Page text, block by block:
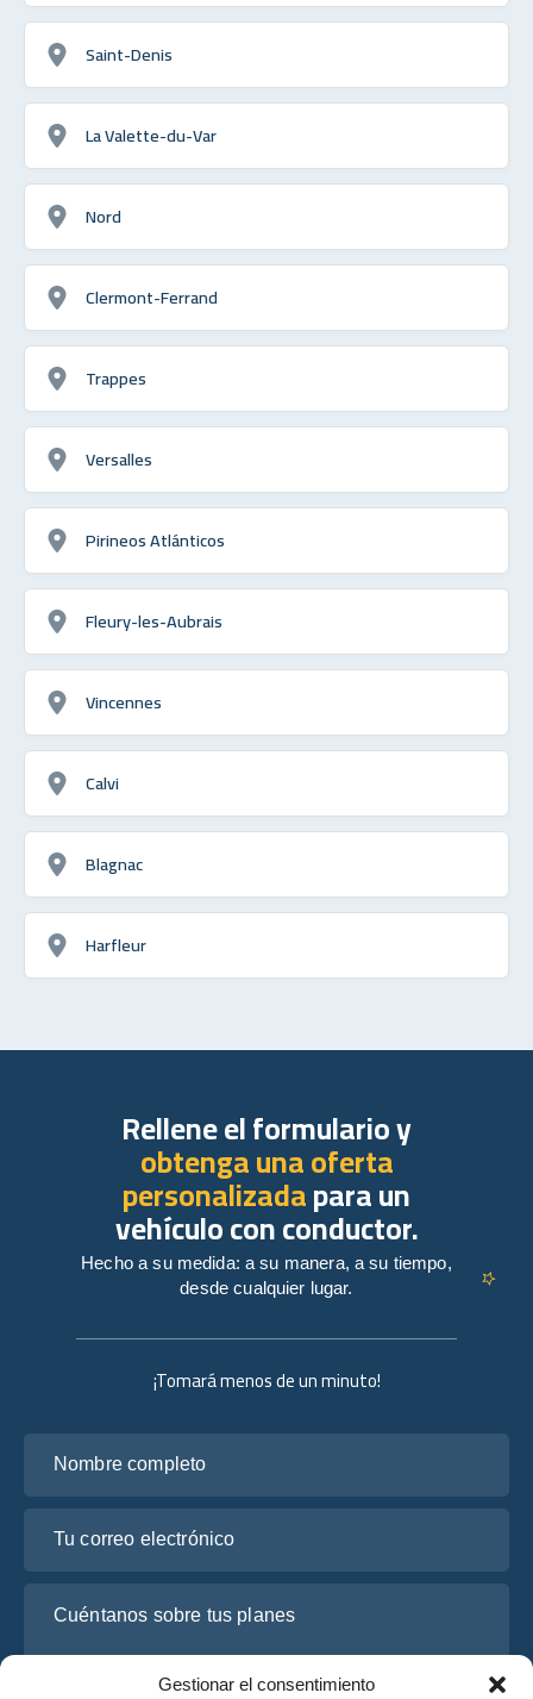
Gestionar el consentimiento
Saint-Denis
La Valette-du-Var
Nord
Clermont-Ferrand
Trappes
Versalles
Pirineos Atlánticos
Fleury-les-Aubrais
Vincennes
Calvi
Blagnac
Harfleur
¡Tomará menos de un minuto!
Rellene el formulario y
obtenga una oferta
personalizadapara un
vehículo con conductor.
Hecho a su medida: a su manera, a su tiempo,
desde cualquier lugar.